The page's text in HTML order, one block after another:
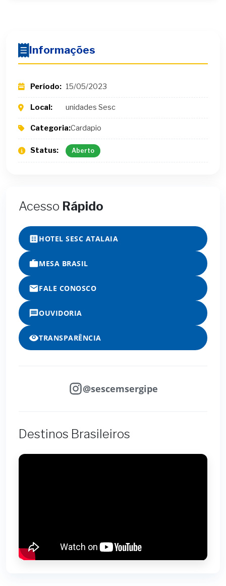
Informações
Período: 15/05/2023
Local: unidades Sesc
Categoria:Cardapio
Status: Aberto
Acesso Rápido
HOTEL SESC ATALAIA
MESA BRASIL
FALE CONOSCO
OUVIDORIA
TRANSPARÊNCIA
@sescemsergipe
Destinos Brasileiros